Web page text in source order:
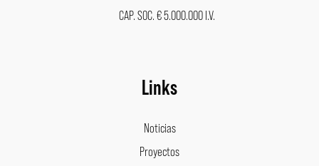
CAP. SOC. € 5.000.000 I.V.
Links
Noticias
Proyectos